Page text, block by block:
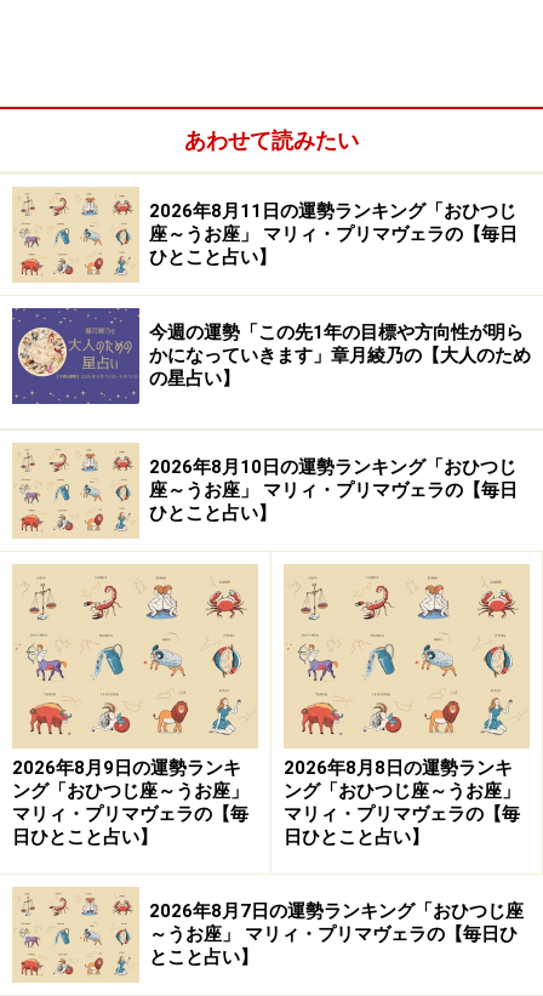
ふたご座（5月21日～6月21日生まれ）
かに座（6月22日～7月22日生まれ）
しし座（7月23日～8月22日生まれ）
おとめ座（8月23日～9月22日生まれ）
てんびん座（9月23日～10月23日生まれ）
いて座（11月23日～12月21日生まれ）
やぎ座（12月22日～1月19日生まれ）
みずがめ座（1月20日～2月18日生まれ）
うお座（2月19日～3月20日生まれ）
おひつじ座（3月21日～4月19日生まれ）
反対は、GOサイン。
あなたはあなたの道を行く。
心配されています。
「大丈夫なの、それ？」「やめた方がいいと思う」な
ど、やりたいと思うことに水を差されるでしょう。ほん
の少し前のあなたなら、「そうかな？」「やっぱり？」
と簡単に説得されてしまったはず。でも、もう運気は受
あわせて読みたい
2026年8月11日の運勢ランキング「おひつじ
座～うお座」 マリィ・プリマヴェラの【毎日
ひとこと占い】
今週の運勢「この先1年の目標や方向性が明ら
かになっていきます」章月綾乃の【大人のため
の星占い】
2026年8月10日の運勢ランキング「おひつじ
座～うお座」 マリィ・プリマヴェラの【毎日
ひとこと占い】
2026年8月9日の運勢ランキ
ング「おひつじ座～うお座」
マリィ・プリマヴェラの【毎
日ひとこと占い】
2026年8月8日の運勢ランキ
ング「おひつじ座～うお座」
マリィ・プリマヴェラの【毎
日ひとこと占い】
2026年8月7日の運勢ランキング「おひつじ座
～うお座」 マリィ・プリマヴェラの【毎日ひ
とこと占い】